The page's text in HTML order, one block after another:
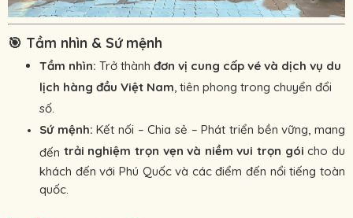
🎯 Tầm nhìn & Sứ mệnh
Tầm nhìn: Trở thành đơn vị cung cấp vé và dịch vụ du
lịch hàng đầu Việt Nam, tiên phong trong chuyển đổi
số.
Sứ mệnh: Kết nối – Chia sẻ – Phát triển bền vững, mang
đến trải nghiệm trọn vẹn và niềm vui trọn gói cho du
khách đến với Phú Quốc và các điểm đến nổi tiếng toàn
quốc.